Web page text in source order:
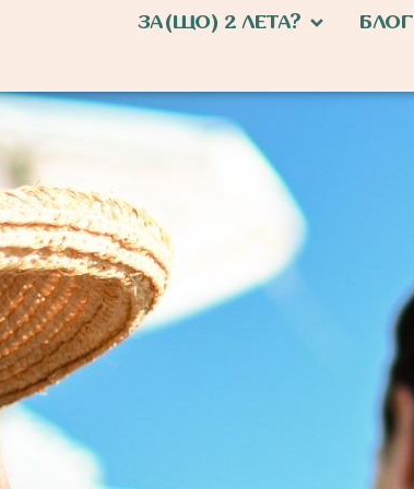
ЗА(ЩО) 2 ЛЕТА? БЛОГ